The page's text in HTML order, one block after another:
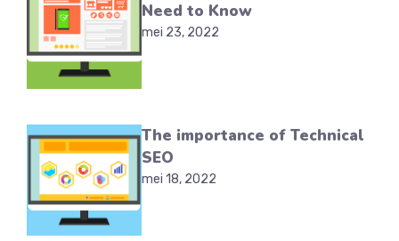
Need to Know
mei 23, 2022
The importance of Technical
SEO
mei 18, 2022